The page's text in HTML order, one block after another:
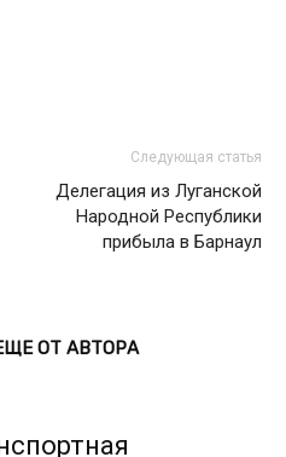
Следующая статья
Делегация из Луганской
Народной Республики
прибыла в Барнаул
ОТ АВТОРА